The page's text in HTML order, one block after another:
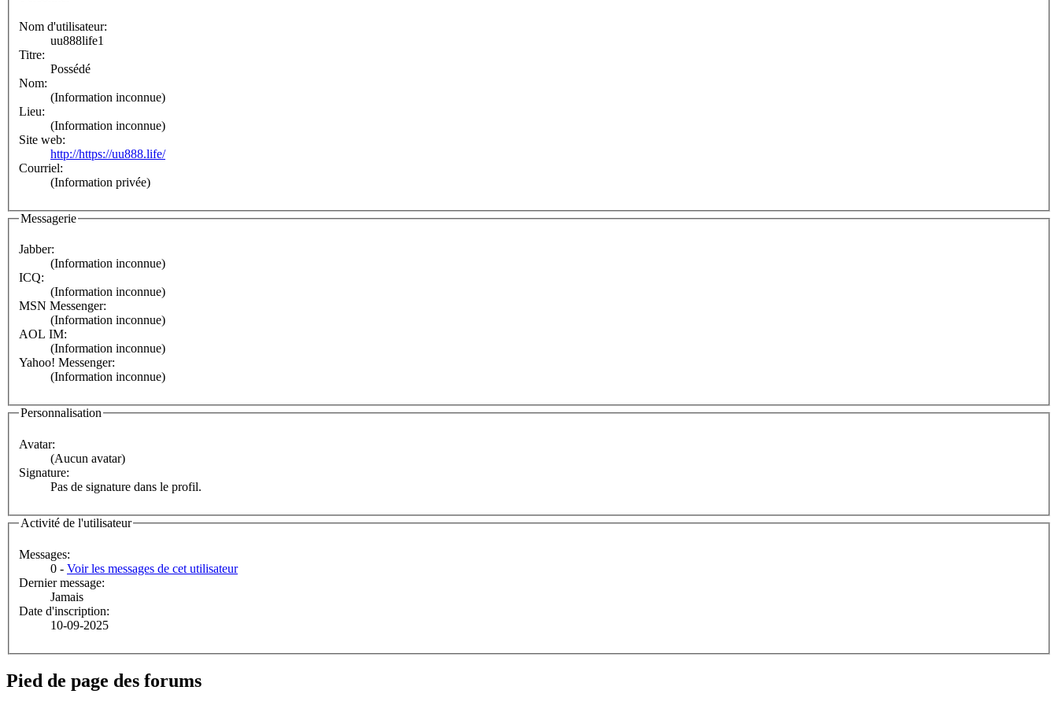
Nom d'utilisateur:
uu888life1
Titre:
Possédé
Nom:
(Information inconnue)
Lieu:
(Information inconnue)
Site web:
http://https://uu888.life/
Courriel:
(Information privée)
Messagerie
Jabber:
(Information inconnue)
ICQ:
(Information inconnue)
MSN Messenger:
(Information inconnue)
AOL IM:
(Information inconnue)
Yahoo! Messenger:
(Information inconnue)
Personnalisation
Avatar:
(Aucun avatar)
Signature:
Pas de signature dans le profil.
Activité de l'utilisateur
Messages:
0 - Voir les messages de cet utilisateur
Dernier message:
Jamais
Date d'inscription:
10-09-2025
Pied de page des forums